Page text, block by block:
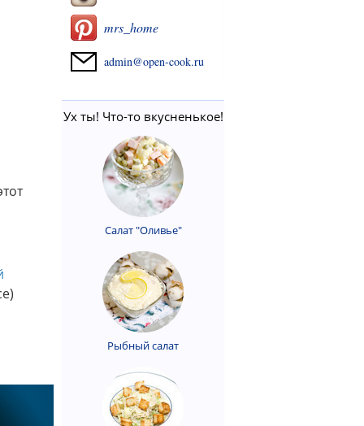
mrs_home
admin@open-cook.ru
Ух ты! Что-то вкусненькое!
Салат "Оливье"
Рыбный салат